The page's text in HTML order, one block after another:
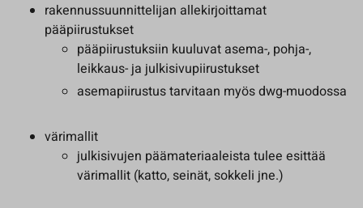
rakennussuunnittelijan allekirjoittamat
pääpiirustukset
pääpiirustuksiin kuuluvat asema-, pohja-,
leikkaus- ja julkisivupiirustukset
asemapiirustus tarvitaan myös dwg-muodossa
värimallit
julkisivujen päämateriaaleista tulee esittää
värimallit (katto, seinät, sokkeli jne.)